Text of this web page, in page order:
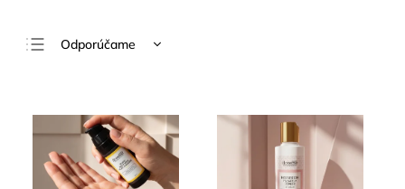
Odporúčame
Najpredávanejšie
Abecedne